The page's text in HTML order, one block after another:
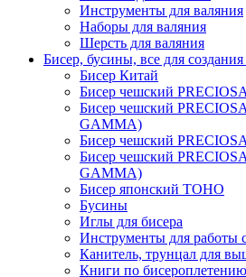
Инструменты для валяния
Наборы для валяния
Шерсть для валяния
Бисер, бусины, все для
Бисер Китай
Бисер чешский
Бисер чешский
GAMMA)
Бисер чешский
Бисер чешский
GAMMA)
Бисер японский TOHO
Бусины
Иглы для бисера
Инструменты для работы
Канитель, трунцал для
Книги по бисероплетению